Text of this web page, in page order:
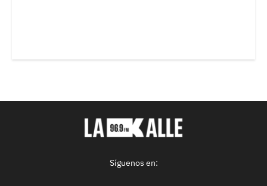
Síguenos en: